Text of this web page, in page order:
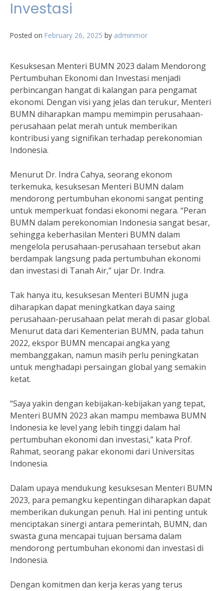
Investasi
Posted on February 26, 2025 by adminmor
Kesuksesan Menteri BUMN 2023 dalam Mendorong
Pertumbuhan Ekonomi dan Investasi menjadi
perbincangan hangat di kalangan para pengamat
ekonomi. Dengan visi yang jelas dan terukur, Menteri
BUMN diharapkan mampu memimpin perusahaan-
perusahaan pelat merah untuk memberikan
kontribusi yang signifikan terhadap perekonomian
Indonesia.
Menurut Dr. Indra Cahya, seorang ekonom
terkemuka, kesuksesan Menteri BUMN dalam
mendorong pertumbuhan ekonomi sangat penting
untuk memperkuat fondasi ekonomi negara. “Peran
BUMN dalam perekonomian Indonesia sangat besar,
sehingga keberhasilan Menteri BUMN dalam
mengelola perusahaan-perusahaan tersebut akan
berdampak langsung pada pertumbuhan ekonomi
dan investasi di Tanah Air,” ujar Dr. Indra.
Tak hanya itu, kesuksesan Menteri BUMN juga
diharapkan dapat meningkatkan daya saing
perusahaan-perusahaan pelat merah di pasar global.
Menurut data dari Kementerian BUMN, pada tahun
2022, ekspor BUMN mencapai angka yang
membanggakan, namun masih perlu peningkatan
untuk menghadapi persaingan global yang semakin
ketat.
“Saya yakin dengan kebijakan-kebijakan yang tepat,
Menteri BUMN 2023 akan mampu membawa BUMN
Indonesia ke level yang lebih tinggi dalam hal
pertumbuhan ekonomi dan investasi,” kata Prof.
Rahmat, seorang pakar ekonomi dari Universitas
Indonesia.
Dalam upaya mendukung kesuksesan Menteri BUMN
2023, para pemangku kepentingan diharapkan dapat
memberikan dukungan penuh. Hal ini penting untuk
menciptakan sinergi antara pemerintah, BUMN, dan
swasta guna mencapai tujuan bersama dalam
mendorong pertumbuhan ekonomi dan investasi di
Indonesia.
Dengan komitmen dan kerja keras yang terus